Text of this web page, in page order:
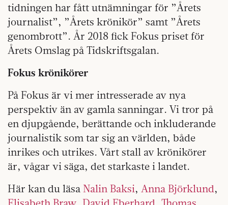
tidningen har fått utnämningar för ”Årets
journalist”, ”Årets krönikör” samt ”Årets
genombrott”. År 2018 fick Fokus priset för
Årets Omslag på Tidskriftsgalan.
Fokus krönikörer
På Fokus är vi mer intresserade av nya
perspektiv än av gamla sanningar. Vi tror på
en djupgående, berättande och inkluderande
journalistik som tar sig an världen, både
inrikes och utrikes. Vårt stall av krönikörer
är, vågar vi säga, det starkaste i landet.
Här kan du läsa Nalin Baksi, Anna Björklund,